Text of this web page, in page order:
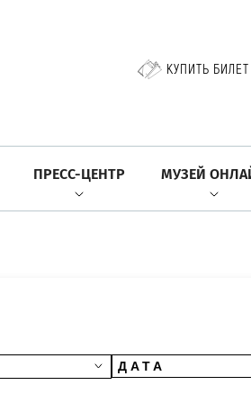
КУПИТЬ БИЛЕТ
ПРЕСС-ЦЕНТР МУЗЕЙ